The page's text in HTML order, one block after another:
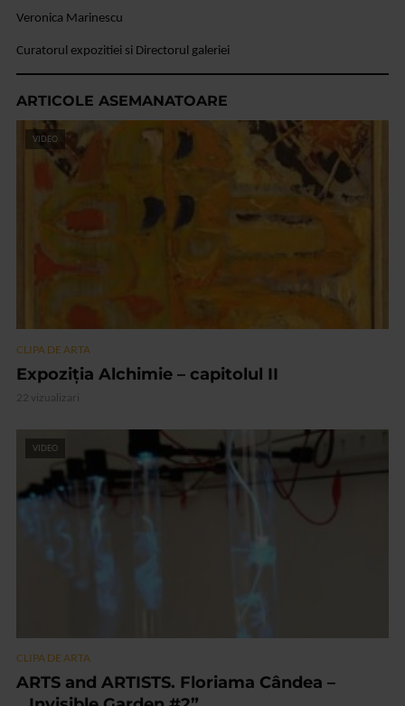
Veronica Marinescu
Curatorul expozitiei si Directorul galeriei
ARTICOLE ASEMANATOARE
VIDEO
CLIPA DE ARTA
Expoziția Alchimie – capitolul II
22 vizualizari
VIDEO
CLIPA DE ARTA
ARTS and ARTISTS. Floriama Cândea –